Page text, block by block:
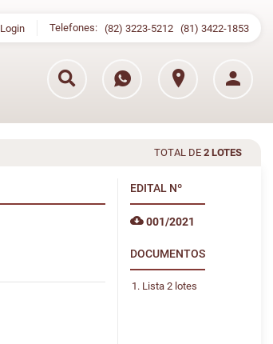
Login Telefones: (82) 3223-5212 (81) 3422-1853
TOTAL DE 2 LOTES
EDITAL Nº
001/2021
DOCUMENTOS
Lista 2 lotes